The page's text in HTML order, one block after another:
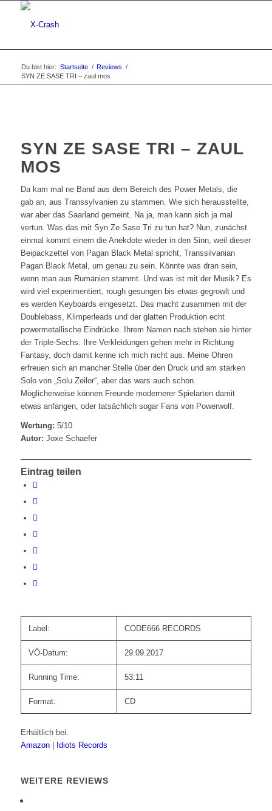
Du bist hier: Startseite / Reviews /
SYN ZE SASE TRI – zaul mos
SYN ZE SASE TRI – ZAUL
MOS
Da kam mal ne Band aus dem Bereich des Power Metals, die
gab an, aus Transsylvanien zu stammen. Wie sich herausstellte,
war aber das Saarland gemeint. Na ja, man kann sich ja mal
vertun. Was das mit Syn Ze Sase Tri zu tun hat? Nun, zunächst
einmal kommt einem die Anekdote wieder in den Sinn, weil dieser
Beipackzettel von Pagan Black Metal spricht, Transsilvanian
Pagan Black Metal, um genau zu sein. Könnte was dran sein,
wenn man aus Rumänien stammt. Und was ist mit der Musik? Es
wird viel experimentiert, rough gesungen bis etwas gegrowlt und
es werden Keyboards eingesetzt. Das macht zusammen mit der
Doublebass, Klimperleads und der glatten Produktion echt
powermetallische Eindrücke. Ihrem Namen nach stehen sie hinter
der Triple-Sechs. Ihre Verkleidungen gehen mehr in Richtung
Fantasy, doch damit kenne ich mich nicht aus. Meine Ohren
erfreuen sich an mancher Stelle über den Druck und am starken
Solo von „Solu Zeilor“, aber das wars auch schon.
Möglicherweise können Freunde modernerer Spielarten damit
etwas anfangen, oder tatsächlich sogar Fans von Powerwolf.
Wertung: 5/10
Autor: Joxe Schaefer
Eintrag teilen
Label: CODE666 RECORDS
VÖ-Datum: 29.09.2017
Running Time: 53:11
Format: CD
Erhältlich bei:
Amazon
Idiots Records
WEITERE REVIEWS